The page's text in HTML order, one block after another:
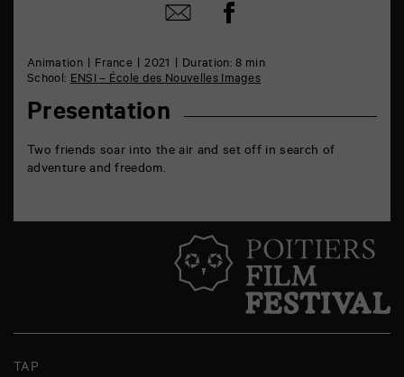
Animation France 2021
Duration: 8 min
School:ENSI – École des Nouvelles Images
Presentation
Two friends soar into the air and set off in search of
adventure and freedom.
Share
by
Share
on
TAP